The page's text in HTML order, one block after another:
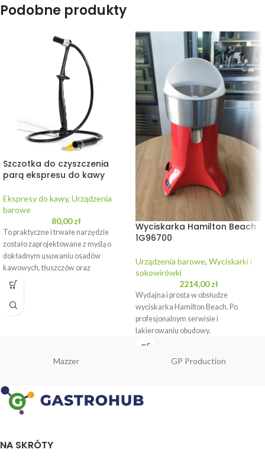
Podobne produkty
Szczotka do czyszczenia
parą ekspresu do kawy
Ekspresy do kawy, Urządzenia
barowe
80,00zł
To praktyczne i trwałe narzędzie
zostało zaprojektowane z myślą o
dokładnym usuwaniu osadów
kawowych, tłuszczów oraz
zanieczyszczeń z trudno dostępnych
miejsc w ekspresach.
Wyciskarka Hamilton Beach
1G96700
Urządzenia barowe, Wyciskarki i
sokowirówki
2214,00zł
Wydajna i prosta w obsłudze
wyciskarka Hamilton Beach. Po
profesjonalnym serwisie i
lakierowaniu obudowy.
Mazzer GP Production
NA SKRÓTY